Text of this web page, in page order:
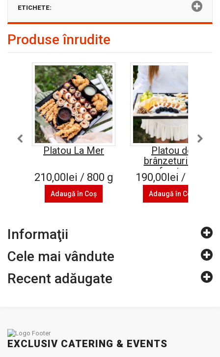
ETICHETE:
Produse înrudite
Platou La Mer
210,00lei / 800 g
Adaugă în Coş
Platou de
brânzeturi cu
fructe
190,00lei / 1 kg
Adaugă în Coş
Informaţii
Cele mai vândute
Recent adăugate
EXCLUSIV CATERING & EVENTS